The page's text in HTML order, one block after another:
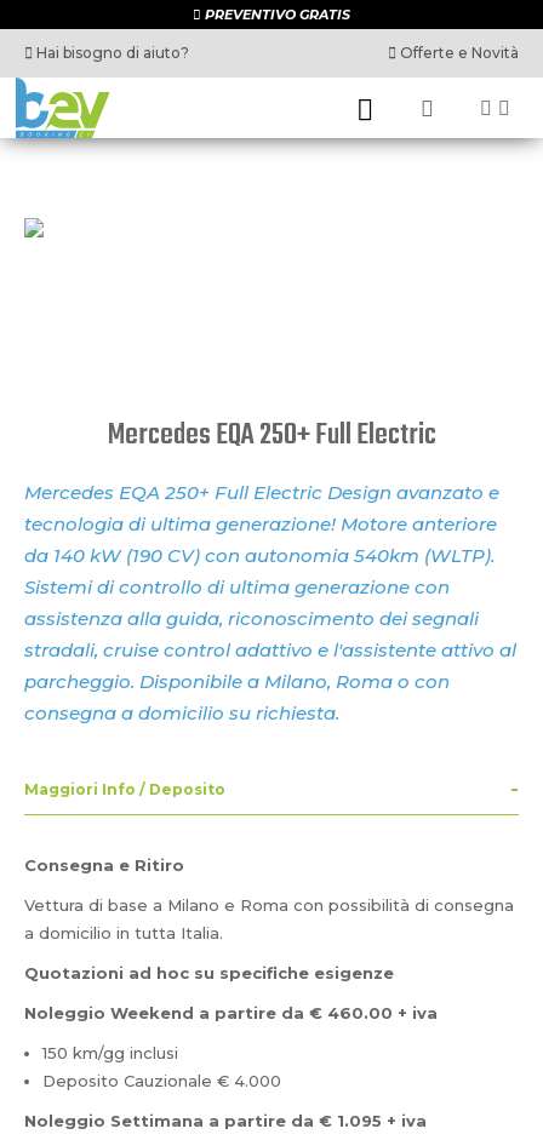
PREVENTIVO GRATIS
Hai bisogno di aiuto? Offerte e Novità
Mercedes EQA 250+ Full Electric
Mercedes EQA 250+ Full Electric Design avanzato e
tecnologia di ultima generazione! Motore anteriore
da 140 kW (190 CV) con autonomia 540km (WLTP).
Sistemi di controllo di ultima generazione con
assistenza alla guida, riconoscimento dei segnali
stradali, cruise control adattivo e l'assistente attivo al
parcheggio. Disponibile a Milano, Roma o con
consegna a domicilio su richiesta.
Maggiori Info / Deposito
Consegna e Ritiro
Vettura di base a Milano e Roma con possibilità di consegna
a domicilio in tutta Italia.
Quotazioni ad hoc su specifiche esigenze
Noleggio Weekend a partire da € 460.00 + iva
150 km/gg inclusi
Deposito Cauzionale € 4.000
Noleggio Settimana a partire da € 1.095 + iva